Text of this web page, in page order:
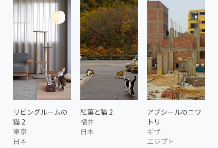
リビングルームの
猫 2
東京
日本
紅葉と猫 2
福井
日本
アブシールのニワ
トリ
ギザ
エジプト